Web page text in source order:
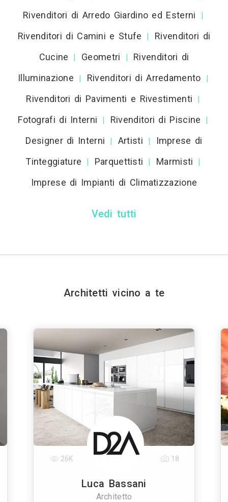
Rivenditori di Arredo Giardino ed Esterni |
Rivenditori di Camini e Stufe |
Rivenditori di
Cucine
| Geometri |
Rivenditori di
Illuminazione
| Rivenditori di Arredamento |
Rivenditori di Pavimenti e Rivestimenti |
Fotografi di Interni | Rivenditori di Piscine |
Designer di Interni | Artisti |
Imprese di
Tinteggiature
| Parquettisti | Marmisti |
Imprese di Impianti di Climatizzazione
Vedi tutti
Architetti vicino a te
Luca Bassani
Architetto
26K 18